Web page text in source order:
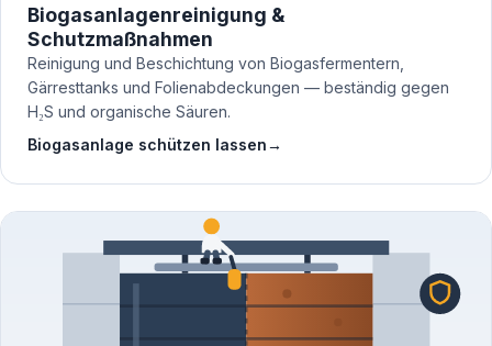
Biogasanlagenreinigung &
Schutzmaßnahmen
Reinigung und Beschichtung von Biogasfermentern,
Gärresttanks und Folienabdeckungen — beständig gegen
H₂S und organische Säuren.
Biogasanlage schützen lassen→